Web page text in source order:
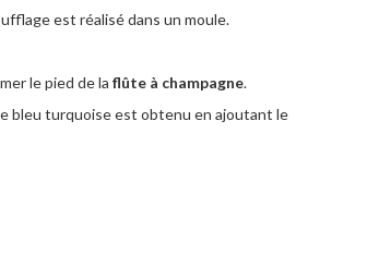
est réalisé dans un moule.
le pied de la flûte à champagne.
bleu turquoise est obtenu en ajoutant le